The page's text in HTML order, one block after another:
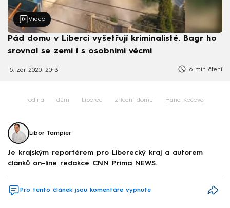
Video
Pád domu v Liberci vyšetřují kriminalisté. Bagr ho
srovnal se zemí i s osobními věcmi
15. zář 2020, 20:13 6 min čtení
rodina dům Liberec zřícení domu Hana Kočová
Libor Tampier
Je krajským reportérem pro Liberecký kraj a autorem
článků on-line redakce CNN Prima NEWS.
Pro tento článek jsou komentáře vypnuté